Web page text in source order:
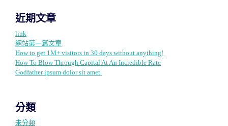
近期文章
link
網站第一篇文章
How to get 1M+ visitors in 30 days without anything!
How To Blow Through Capital At An Incredible Rate
Godfather ipsum dolor sit amet.
分類
未分類